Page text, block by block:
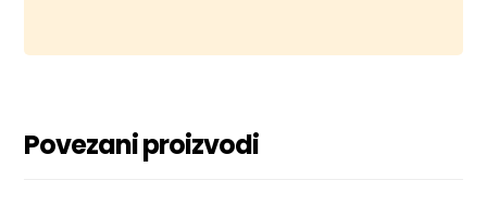
Povezani proizvodi